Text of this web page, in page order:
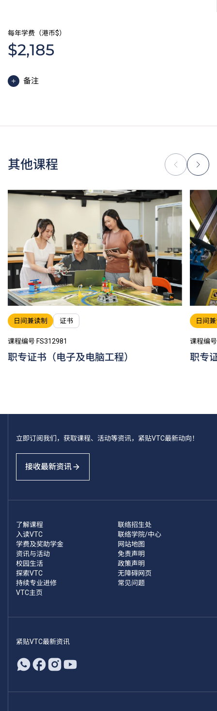
每年学费（港币$）
$2,185
备注
付所需费用。
其他课程
日间兼读制 证书
课程编号 FS312981
职专证书（电子及电脑工程）
日间
课程编
职专
立即订阅我们，获取课程、活动等资讯，紧贴VTC最新动向！
接收最新资讯
了解课程
入读VTC
学费及奖助学金
资讯与活动
校园生活
探索VTC
持续专业进修
VTC主页
联络招生处
联络学院/中心
网站地图
免责声明
政策声明
无障碍网页
常见问题
紧贴VTC最新资讯